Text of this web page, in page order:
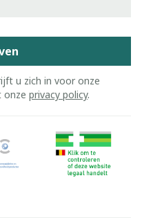
u zich in voor onze
onze privacy policy.